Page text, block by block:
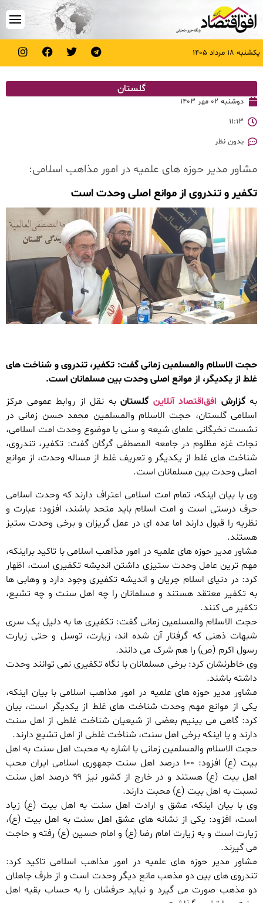
یکشنبه ۱۸ مرداد ۱۴۰۵
گلستان
دوشنبه ۰۲ مهر ۱۴۰۳
۱۱:۱۳
بدون نظر
مشاور مدیر حوزه های علمیه در امور مذاهب اسلامی:
تکفیر و تندروی از موانع اصلی وحدت است
حجت الاسلام والمسلمین زمانی گفت: تکفیر، تندروی و شناخت های
غلط از یکدیگر، از موانع اصلی وحدت بین مسلمانان است.
به گزارش افق‌اقتصاد آنلاین گلستان به نقل از روابط عمومی مرکز
اسلامی گلستان، حجت الاسلام والمسلمین محمد حسن زمانی در
نشست نخبگانی علمای شیعه و سنی با موضوع وحدت امت اسلامی،
نجات غزه مظلوم در جامعه المصطفی گرگان گفت: تکفیر، تندروی،
شناخت های غلط از یکدیگر و تعریف غلط از مساله وحدت، از موانع
اصلی وحدت بین مسلمانان است.
وی با بیان اینکه، تمام امت اسلامی اعتراف دارند که وحدت اسلامی
حرف درستی است و امت اسلام باید متحد باشند، افزود: عبارت و
نظریه را قبول دارند اما عده ای در عمل گریزان و برخی وحدت ستیز
هستند.
مشاور مدیر حوزه های علمیه در امور مذاهب اسلامی با تاکید براینکه،
مهم ترین عامل وحدت ستیزی داشتن اندیشه تکفیری است، اظهار
کرد: در دنیای اسلام جریان و اندیشه تکفیری وجود دارد و وهابی ها
به تکفیر معتقد هستند و مسلمانان را چه اهل سنت و چه تشیع،
تکفیر می کنند.
حجت الاسلام والمسلمین زمانی گفت: تکفیری ها به دلیل یک سری
شبهات ذهنی که گرفتار آن شده اند، زیارت، توسل و حتی زیارت
رسول اکرم (ص) را هم شرک می دانند.
وی خاطرنشان کرد: برخی مسلمانان با نگاه تکفیری نمی توانند وحدت
داشته باشند.
مشاور مدیر حوزه های علمیه در امور مذاهب اسلامی با بیان اینکه،
یکی از موانع مهم وحدت شناخت های غلط از یکدیگر است، بیان
کرد: گاهی می بینیم بعضی از شیعیان شناخت غلطی از اهل سنت
دارند و یا اینکه برخی اهل سنت، شناخت غلطی از اهل تشیع دارند.
حجت الاسلام والمسلمین زمانی با اشاره به محبت اهل سنت به اهل
بیت (ع) افزود: ۱۰۰ درصد اهل سنت جمهوری اسلامی ایران محب
اهل بیت (ع) هستند و در خارج از کشور نیز ۹۹ درصد اهل سنت
نسبت به اهل بیت (ع) محبت دارند.
وی با بیان اینکه، عشق و ارادت اهل سنت به اهل بیت (ع) زیاد
است، افزود: یکی از نشانه های عشق اهل سنت به اهل بیت (ع)،
زیارت است و به زیارت امام رضا (ع) و امام حسین (ع) رفته و حاجت
می گیرند.
مشاور مدیر حوزه های علمیه در امور مذاهب اسلامی تاکید کرد:
تندروی های بین دو مذهب مانع دیگر وحدت است و از طرف جاهلان
دو مذهب صورت می گیرد و نباید حرفشان را به حساب بقیه اهل